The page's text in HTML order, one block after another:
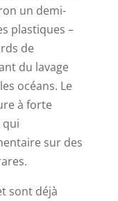
un demi-
plastiques –
de
du lavage
océans. Le
à forte
qui
sur des
sont déjà